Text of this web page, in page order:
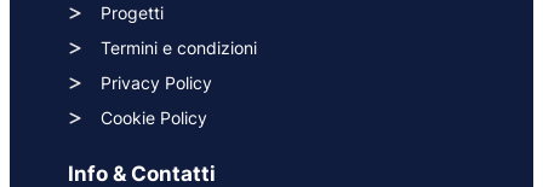
Progetti
Termini e condizioni
Privacy Policy
Cookie Policy
Info & Contatti